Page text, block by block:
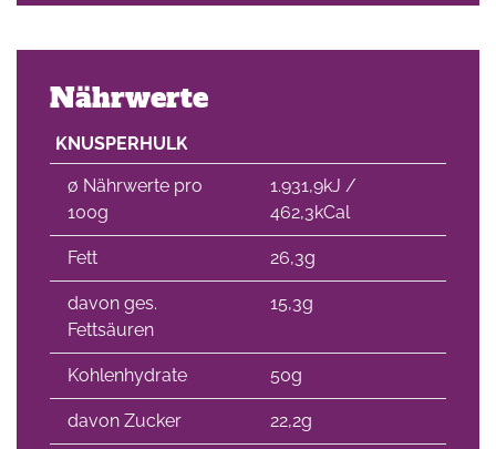
Nährwerte
KNUSPERHULK
∅ Nährwerte pro
100g
1.931,9kJ /
462,3kCal
Fett 26,3g
davon ges.
Fettsäuren
15,3g
Kohlenhydrate 50g
davon Zucker 22,2g